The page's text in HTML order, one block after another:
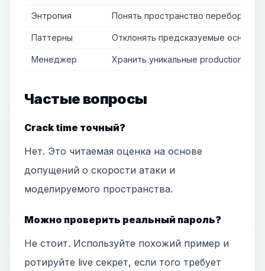
Энтропия Понять пространство перебора
Паттерны Отклонять предсказуемые основы
Менеджер Хранить уникальные production
Частые вопросы
Crack time точный?
Нет. Это читаемая оценка на основе
допущений о скорости атаки и
моделируемого пространства.
Можно проверить реальный пароль?
Не стоит. Используйте похожий пример и
ротируйте live секрет, если того требует